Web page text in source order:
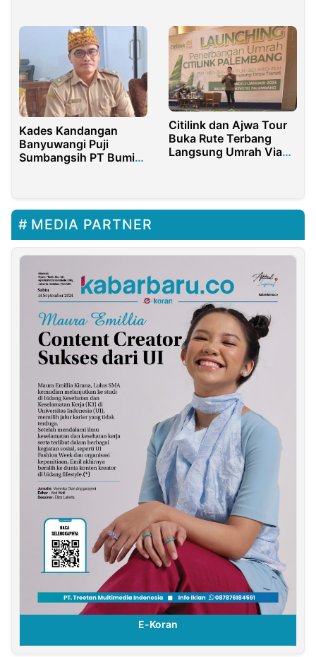
Kades Kandangan
Banyuwangi Puji
Sumbangsih PT Bumi
Citilink dan Ajwa Tour
Buka Rute Terbang
Langsung Umrah Via
MEDIA PARTNER
E-Koran